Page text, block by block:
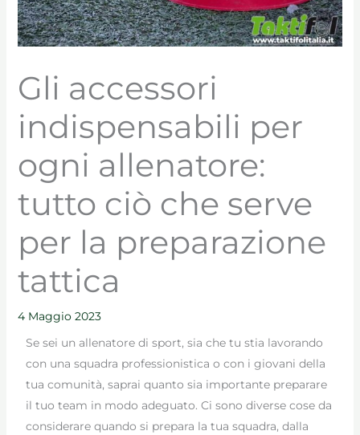
Gli accessori
indispensabili per
ogni allenatore:
tutto ciò che serve
per la preparazione
tattica
4 Maggio 2023
Se sei un allenatore di sport, sia che tu stia lavorando
con una squadra professionistica o con i giovani della
tua comunità, saprai quanto sia importante preparare
il tuo team in modo adeguato. Ci sono diverse cose da
considerare quando si prepara la tua squadra, dalla